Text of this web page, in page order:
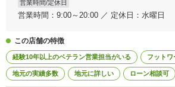
営業時間/定休日
営業時間：9:00～20:00 ／ 定休日：水曜日
この店舗の特徴
経験10年以上のベテラン営業担当がいる フットワ
地元の実績多数 地元に詳しい ローン相談可